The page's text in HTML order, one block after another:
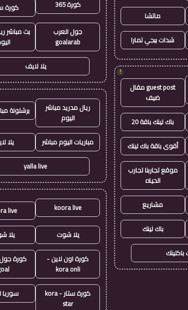
ماتشا
شدات ببجي تمارا
!
guest post مقال
ضيف
باك لينك باقة 20
أقوى باقة باك لينك
موقع تجاربنا تجارب
الحياه
مشاريع
باك لينك
باكلينك
كورة 365 كورة
جول العرب
goalarab
بث مباشر
يلا لايف
ريال مدريد مباشر
اليوم
برشلونة
مباريات اليوم مباشر يلا
yalla live
koora live
live
يلا شوت يلا
كورة اون لاين -
kora onli
كورة ستار - kora
star
سوريا